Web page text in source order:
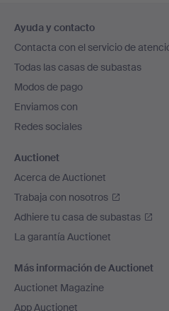
en
el
pie
de
página
Ayuda y contacto
Contacta con el servicio de
Todas las casas de subastas
Modos de pago
Enviamos con
Redes sociales
Auctionet
Acerca de Auctionet
Trabaja con nosotros
Adhiere tu casa de subastas
La garantía Auctionet
Más información de Auctionet
Auctionet Magazine
App Auctionet